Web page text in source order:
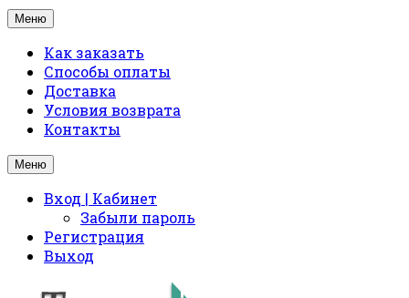
Меню
Как заказать
Способы оплаты
Доставка
Условия возврата
Контакты
Меню
Вход | Кабинет
Забыли пароль
Регистрация
Выход